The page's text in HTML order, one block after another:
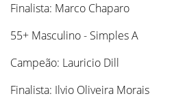
Finalista: Marco Chaparo
55+ Masculino - Simples A
Campeão: Lauricio Dill
Finalista: Ilvio Oliveira Morais